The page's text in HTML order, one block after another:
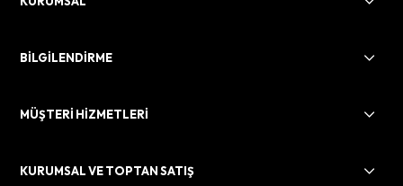
BİLGİLENDİRME
MÜŞTERİ HİZMETLERİ
KURUMSAL VE TOPTAN SATIŞ